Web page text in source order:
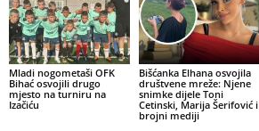
Mladi nogometaši OFK
Bihać osvojili drugo
mjesto na turniru na
Izačiću
Bišćanka Elhana osvojila
društvene mreže: Njene
snimke dijele Toni
Cetinski, Marija Šerifović i
brojni mediji